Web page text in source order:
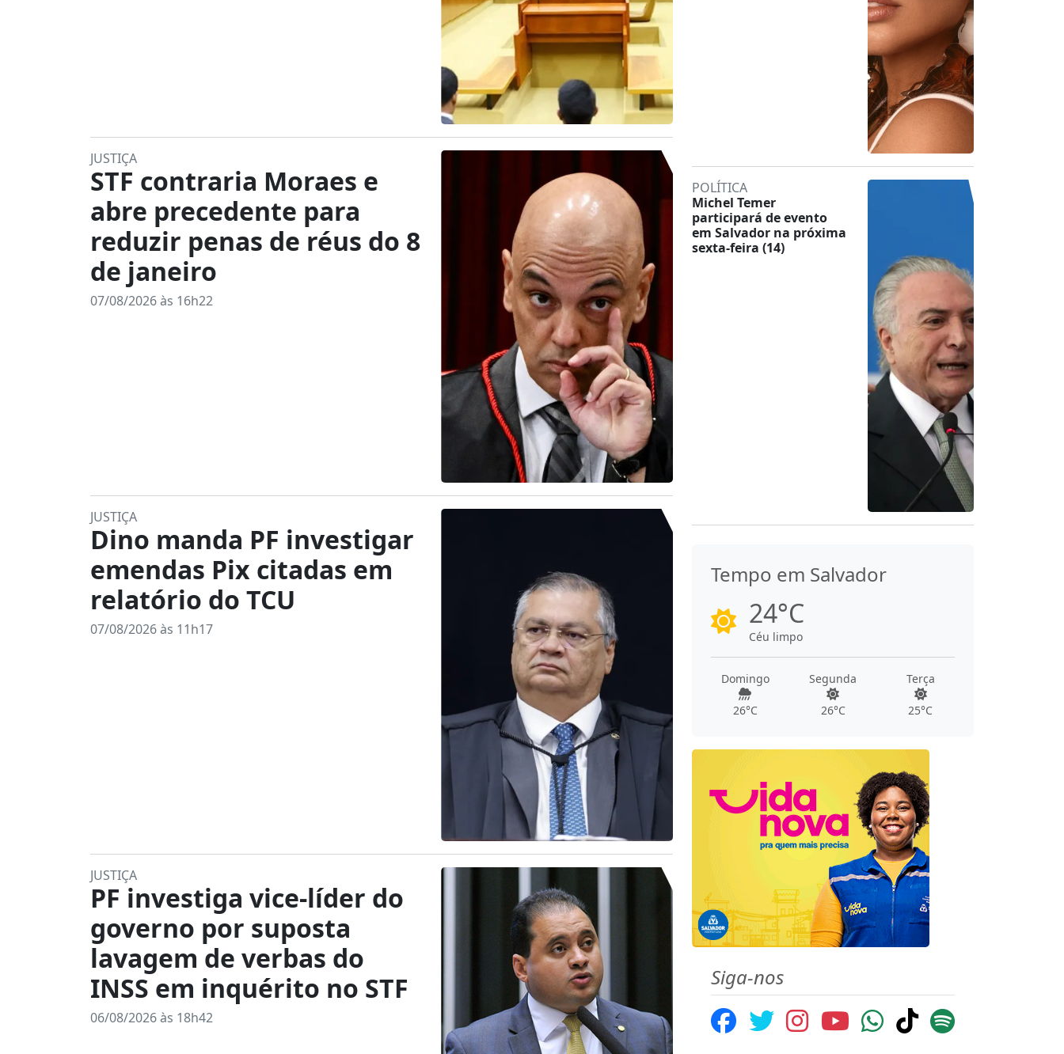
JUSTIÇA
STF contraria Moraes e
abre precedente para
reduzir penas de réus do 8
de janeiro
07/08/2026 às 16h22
JUSTIÇA
Dino manda PF investigar
emendas Pix citadas em
relatório do TCU
07/08/2026 às 11h17
JUSTIÇA
PF investiga vice-líder do
governo por suposta
lavagem de verbas do
INSS em inquérito no STF
06/08/2026 às 18h42
POLÍTICA
Michel Temer
participará de evento
em Salvador na próxima
sexta-feira (14)
Tempo em Salvador
24°C
Céu limpo
Domingo
26°C
Segunda
26°C
Terça
25°C
Siga-nos